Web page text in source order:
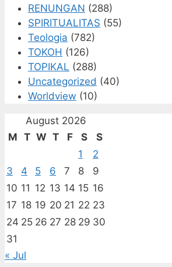
RENUNGAN (288)
SPIRITUALITAS (55)
Teologia (782)
TOKOH (126)
TOPIKAL (288)
Uncategorized (40)
Worldview (10)
August 2026
M T W T F S
S
1
2
3
4 5 6 7 8
9
10 11 12 13 14 15 16
17 18 19 20 21 22 23
24 25 26 27 28 29 30
31
« Jul